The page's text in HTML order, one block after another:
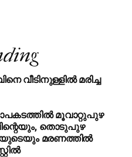
വീടിനുള്ളിൽ മരിച്ച
മൂവാറ്റുപുഴ
തൊടുപുഴ
മരണത്തില്‍